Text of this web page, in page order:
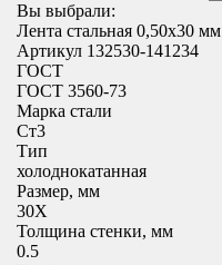
Вы выбрали:
Лента стальная 0,50х30 мм
Артикул 132530-141234
ГОСТ
ГОСТ 3560-73
Марка стали
Ст3
Тип
холоднокатанная
Размер, мм
30X
Толщина стенки, мм
0.5